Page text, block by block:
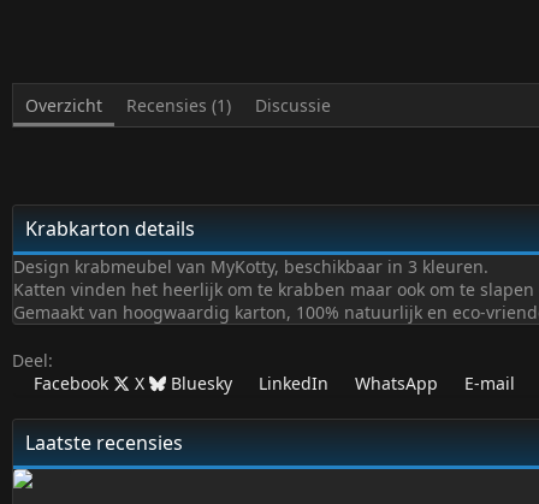
Overzicht Recensies (1) Discussie
Krabkarton details
Design krabmeubel van MyKotty, beschikbaar in 3 kleuren.
Katten vinden het heerlijk om te krabben maar ook om te slapen
Gemaakt van hoogwaardig karton, 100% natuurlijk en eco-
Deel:
Facebook
X Bluesky LinkedIn WhatsApp E-mail
Laatste recensies